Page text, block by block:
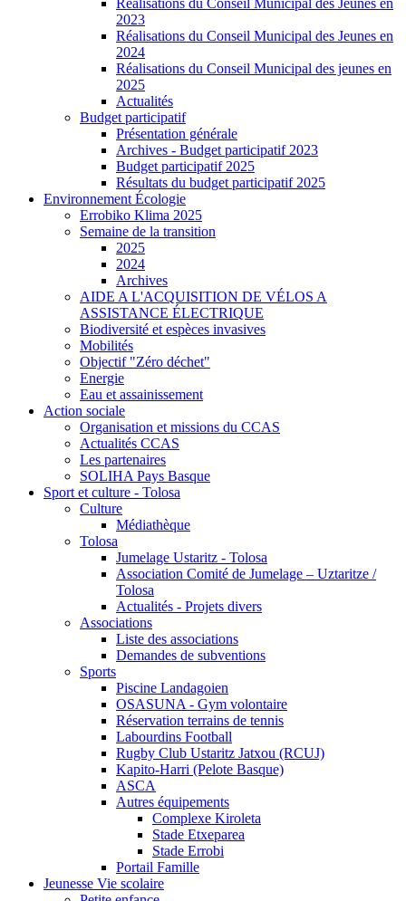
Réalisations du Conseil Municipal des Jeunes en
2023
Réalisations du Conseil Municipal des Jeunes en
2024
Réalisations du Conseil Municipal des jeunes en
2025
Actualités
Budget participatif
Présentation générale
Archives - Budget participatif 2023
Budget participatif 2025
Résultats du budget participatif 2025
Environnement Écologie
Errobiko Klima 2025
Semaine de la transition
2025
2024
Archives
AIDE A L'ACQUISITION DE VÉLOS A
ASSISTANCE ÉLECTRIQUE
Biodiversité et espèces invasives
Mobilités
Objectif "Zéro déchet"
Energie
Eau et assainissement
Action sociale
Organisation et missions du CCAS
Actualités CCAS
Les partenaires
SOLIHA Pays Basque
Sport et culture - Tolosa
Culture
Médiathèque
Tolosa
Jumelage Ustaritz - Tolosa
Association Comité de Jumelage – Uztaritze /
Tolosa
Actualités - Projets divers
Associations
Liste des associations
Demandes de subventions
Sports
Piscine Landagoien
OSASUNA - Gym volontaire
Réservation terrains de tennis
Labourdins Football
Rugby Club Ustaritz Jatxou (RCUJ)
Kapito-Harri (Pelote Basque)
ASCA
Autres équipements
Complexe Kiroleta
Stade Etxeparea
Stade Errobi
Portail Famille
Jeunesse Vie scolaire